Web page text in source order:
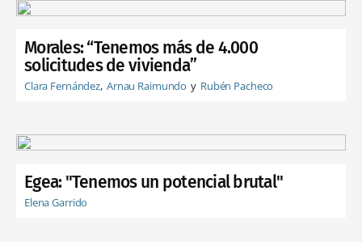
Morales: “Tenemos más de 4.000
solicitudes de vivienda”
Clara Fernández Arnau Raimundo Rubén Pacheco
Egea: "Tenemos un potencial brutal"
Elena Garrido